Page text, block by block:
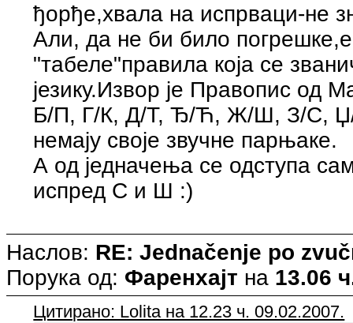
ђорђе,хвала на испрваци-не
Али, да не би било
"табеле"правила која се
језику.Извор је Правопис од
Б/П, Г/К, Д/Т, Ђ/Ћ, Ж/Ш, З/С, Џ/
немају своје звучне парњаке.
А од једначења се одступа
испред С и Ш :)
Наслов: RE: Jednačenje po
Порука од: Фаренхајт на 13.06
Цитирано: Lolita на 12.23 ч. 09.02.2007.